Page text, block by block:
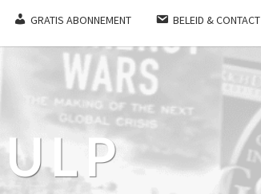
GRATIS ABONNEMENT BELEID & CONTACT